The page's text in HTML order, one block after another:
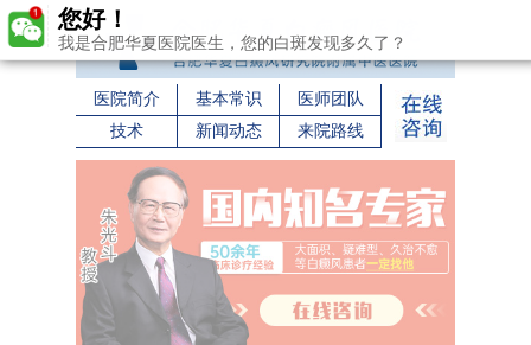
医院简介 基本常识
医师团队
技术
新闻动态 来院路线
您好！
我是合肥华夏医院医生，您的白斑发现多久了？